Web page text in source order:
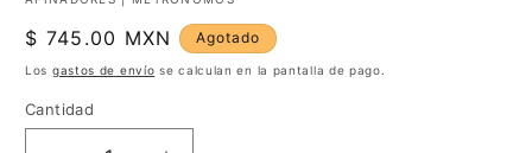
Precio
habitual
$ 745.00 MXN Agotado
Los gastos de envío se calculan en la pantalla de pago.
Cantidad
Cantidad